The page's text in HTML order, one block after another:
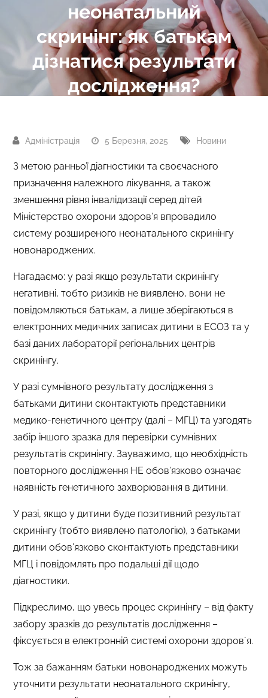
неонатальний
скринінг: як батькам
дізнатися результати
дослідження?
5 Березня, 2025 Новини
З метою ранньої діагностики та своєчасного
призначення належного лікування, а також
зменшення рівня інвалідизації серед дітей
Міністерство охорони здоров’я впровадило
систему розширеного неонатального скринінгу
новонароджених.
Нагадаємо: у разі якщо результати скринінгу
негативні, тобто ризиків не виявлено, вони не
повідомляються батькам, а лише зберігаються в
електронних медичних записах дитини в ЕСОЗ та у
базі даних лабораторії регіональних центрів
скринінгу.
У разі сумнівного результату дослідження з
батьками дитини сконтактують представники
медико-генетичного центру (далі – МГЦ) та узгодять
забір іншого зразка для перевірки сумнівних
результатів скринінгу. Зауважимо, що необхідність
повторного дослідження НЕ обов’язково означає
наявність генетичного захворювання в дитини.
У разі, якщо у дитини буде позитивний результат
скринінгу (тобто виявлено патологію), з батьками
дитини обов’язково сконтактують представники
МГЦ і повідомлять про подальші дії щодо
діагностики.
Підкреслимо, що увесь процес скринінгу – від факту
забору зразків до результатів дослідження –
фіксується в електронній системі охорони здоровʼя.
Тож за бажанням батьки новонароджених можуть
уточнити результати неонатального скринінгу,